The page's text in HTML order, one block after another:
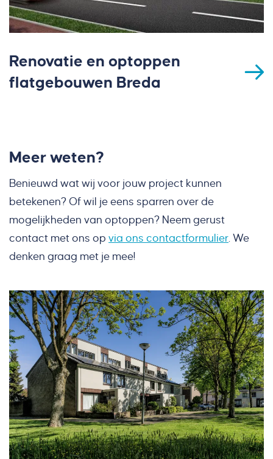
Renovatie en optoppen
flatgebouwen Breda
Meer weten?
Benieuwd wat wij voor jouw project kunnen
betekenen? Of wil je eens sparren over de
mogelijkheden van optoppen? Neem gerust
contact met ons op via ons contactformulier. We
denken graag met je mee!